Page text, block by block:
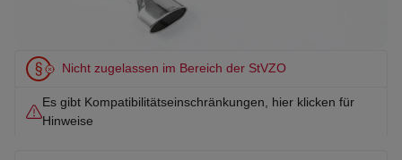
Nicht zugelassen im Bereich der StVZO
Es gibt Kompatibilitätseinschränkungen, hier klicken für
Hinweise